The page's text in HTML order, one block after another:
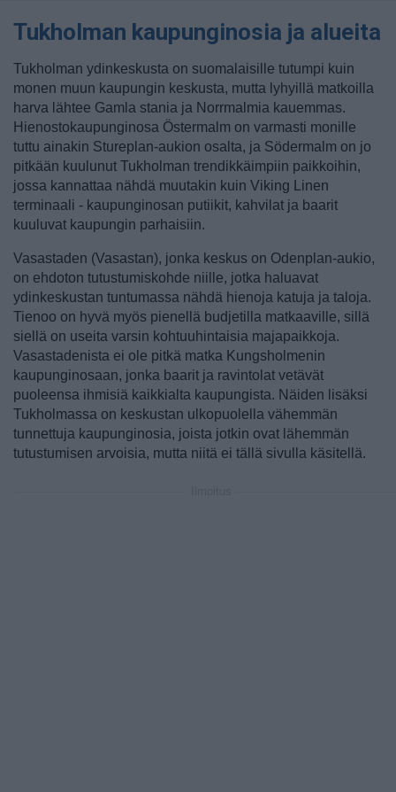
Tukholman kaupunginosia ja alueita
Tukholman ydinkeskusta on suomalaisille tutumpi kuin
monen muun kaupungin keskusta, mutta lyhyillä matkoilla
harva lähtee Gamla stania ja Norrmalmia kauemmas.
Hienostokaupunginosa Östermalm on varmasti monille
tuttu ainakin Stureplan-aukion osalta, ja Södermalm on jo
pitkään kuulunut Tukholman trendikkäimpiin paikkoihin,
jossa kannattaa nähdä muutakin kuin Viking Linen
terminaali - kaupunginosan putiikit, kahvilat ja baarit
kuuluvat kaupungin parhaisiin.
Vasastaden (Vasastan), jonka keskus on Odenplan-aukio,
on ehdoton tutustumiskohde niille, jotka haluavat
ydinkeskustan tuntumassa nähdä hienoja katuja ja taloja.
Tienoo on hyvä myös pienellä budjetilla matkaaville, sillä
siellä on useita varsin kohtuuhintaisia majapaikkoja.
Vasastadenista ei ole pitkä matka Kungsholmenin
kaupunginosaan, jonka baarit ja ravintolat vetävät
puoleensa ihmisiä kaikkialta kaupungista. Näiden lisäksi
Tukholmassa on keskustan ulkopuolella vähemmän
tunnettuja kaupunginosia, joista jotkin ovat lähemmän
tutustumisen arvoisia, mutta niitä ei tällä sivulla käsitellä.